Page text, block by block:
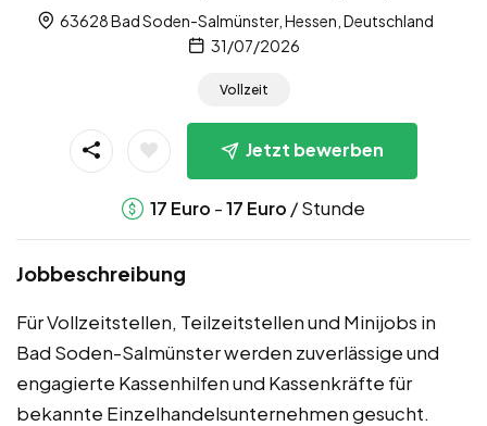
63628 Bad Soden-Salmünster, Hessen, Deutschland
31/07/2026
Vollzeit
Jetzt bewerben
17 Euro -17 Euro / Stunde
Jobbeschreibung
Für Vollzeitstellen, Teilzeitstellen und Minijobs in
Bad Soden-Salmünster werden zuverlässige und
engagierte Kassenhilfen und Kassenkräfte für
bekannte Einzelhandelsunternehmen gesucht.